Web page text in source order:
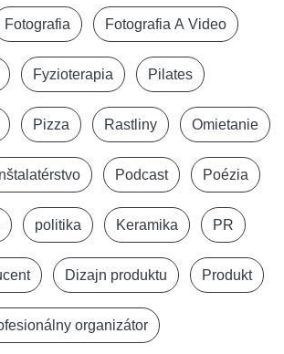
Fotografia Fotografia A Video
Fyzioterapia Pilates
Pizza Rastliny Omietanie
Inštalatérstvo Podcast Poézia
politika Keramika PR
Dizajn produktu Produkt
organizátor